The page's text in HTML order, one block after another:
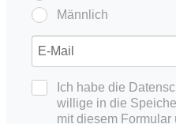
Männlich
Ich habe die
willige in die
mit diesem